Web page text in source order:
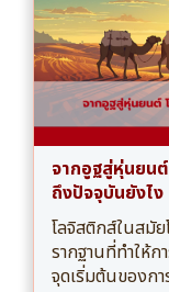
จากอูฐสู่หุ่นยน
ถึงปัจจุบันยังไง
โลจิสติกส์ในสมัย
รากฐานที่ทำให้ก
จุดเริ่มต้นของก